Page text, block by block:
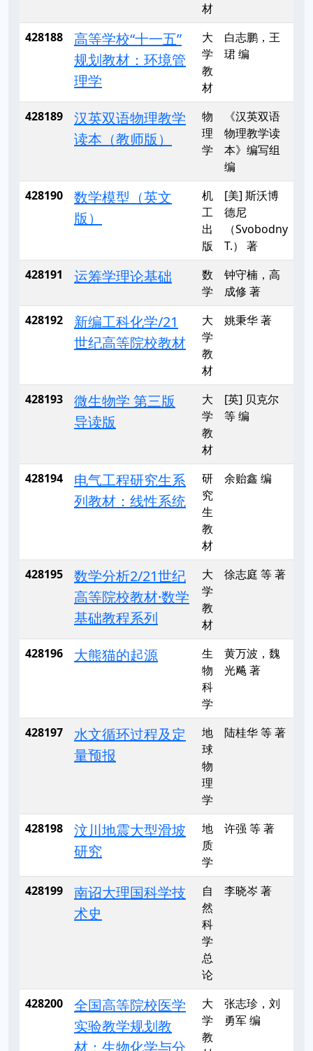
材
428188
高等学校“十一五”
规划教材：环境管
理学
大
学
教
材
白志鹏，王
珺 编
428189
汉英双语物理教学
读本（教师版）
物
理
学
《汉英双语
物理教学读
本》编写组
编
428190
数学模型（英文
版）
机
工
出
版
[美] 斯沃博
德尼
（Svobodny
T.） 著
428191
运筹学理论基础
数
学
钟守楠，高
成修 著
428192
新编工科化学/21
世纪高等院校教材
大
学
教
材
姚秉华 著
428193
微生物学 第三版
导读版
大
学
教
材
[英] 贝克尔
等 编
428194
电气工程研究生系
列教材：线性系统
研
究
生
教
材
余贻鑫 编
428195
数学分析2/21世纪
高等院校教材·数学
基础教程系列
大
学
教
材
徐志庭 等 著
428196 大熊猫的起源
生
物
科
学
黄万波，魏
光飚 著
428197
水文循环过程及定
量预报
地
球
物
理
学
陆桂华 等 著
428198
汶川地震大型滑坡
研究
地
质
学
许强 等 著
428199
南诏大理国科学技
术史
自
然
科
学
总
论
李晓岑 著
428200
全国高等院校医学
实验教学规划教
材：生物化学与分
大
学
教
张志珍，刘
勇军 编